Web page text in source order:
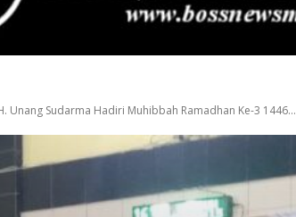
Unang Sudarma Hadiri Muhibbah Ramadhan Ke-3 1446...